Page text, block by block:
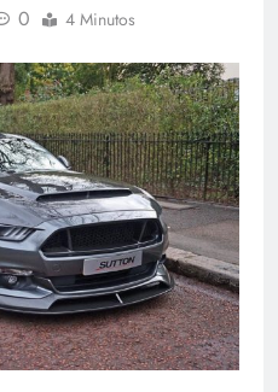
0 4 Minutos